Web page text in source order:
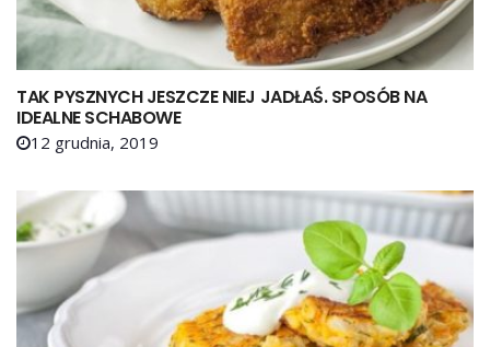
TAK PYSZNYCH JESZCZE NIEJ JADŁAŚ. SPOSÓB NA
IDEALNE SCHABOWE
12 grudnia, 2019